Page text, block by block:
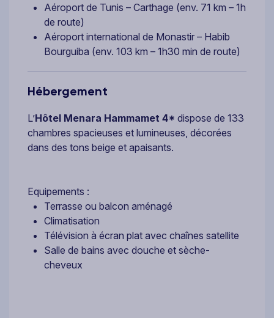
Aéroport de Tunis – Carthage (env. 71 km – 1h
de route)
Aéroport international de Monastir – Habib
Bourguiba (env. 103 km – 1h30 min de route)
Hébergement
L’Hôtel Menara Hammamet 4* dispose de 133
chambres spacieuses et lumineuses, décorées
dans des tons beige et apaisants.
Equipements :
Terrasse ou balcon aménagé
Climatisation
Télévision à écran plat avec chaînes satellite
Salle de bains avec douche et sèche-
cheveux